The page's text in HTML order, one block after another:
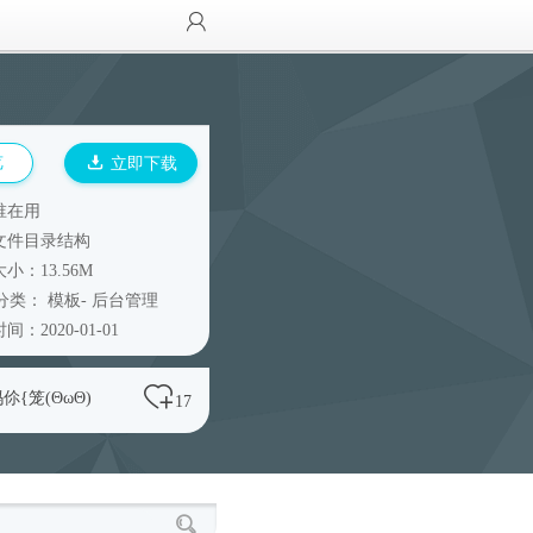
立即下载
在用
件目录结构
小：13.56M
类： 模板- 后台管理
间：2020-01-01
伱{笼(ΘωΘ) 17